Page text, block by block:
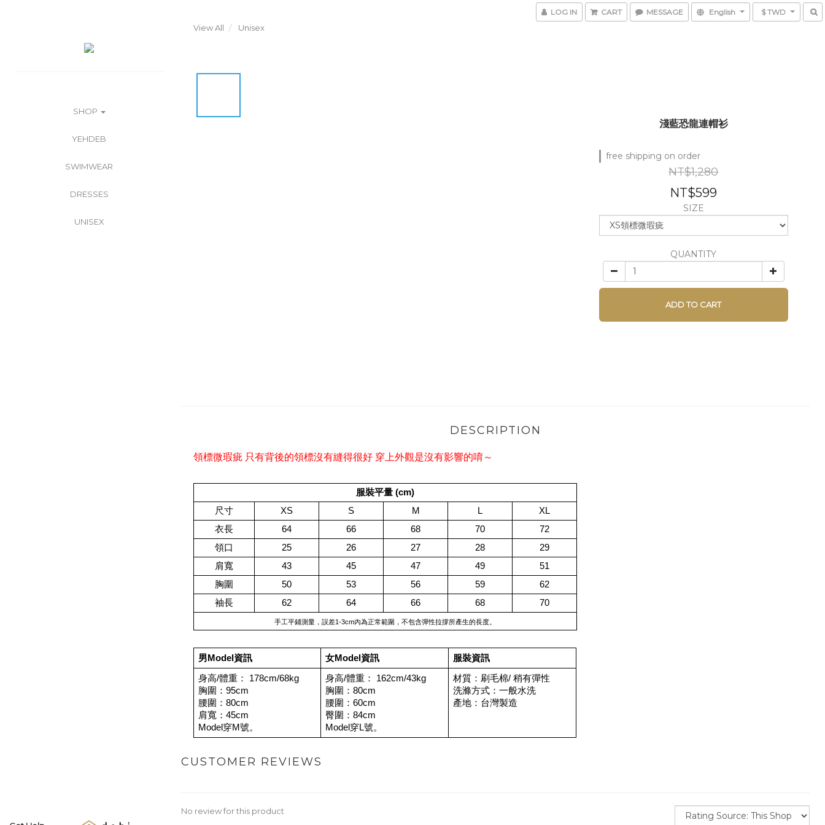
LOG IN CART MESSAGE English $ TWD
SHOP
YEHDEB
SWIMWEAR
DRESSES
UNISEX
View All Unisex
淺藍恐龍連帽衫
free shipping on order
NT$1,280
NT$599
SIZE
QUANTITY
ADD TO CART
DESCRIPTION
領標微瑕疵 只有背後的領標沒有縫得很好 穿上外觀是沒有影響的唷～
服裝平量 (cm)
尺寸
XS S M L
XL
衣長
64 66 68 70
72
領口
25 26 27 28
29
肩寬
43 45 47 49
51
胸圍
50 53 56 59
62
袖長
62 64 66 68 70
手工平鋪測量，誤差1-3cm內為正常範圍，不包含彈性拉撐所產生的長度。
男Model資訊 女Model資訊 服裝資訊
身高/體重： 178cm/68kg
胸圍：95cm
腰圍：80cm
肩寬：45cm
Model穿M號。
身高/體重： 162cm/43kg
胸圍：80cm
腰圍：60cm
臀圍：84cm
Model穿L號。
材質：刷毛棉/ 稍有彈性
洗滌方式：一般水洗
產地：台灣製造
CUSTOMER REVIEWS
No review for this product